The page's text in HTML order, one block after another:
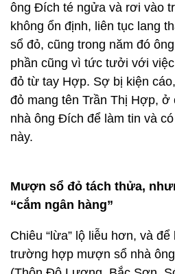
ông Đích té ngửa và rơi vào
không ổn định, liên tục lang
sổ đỏ, cũng trong năm đó
phần cũng vì tức tưởi với
đỏ từ tay Hợp. Sợ bị kiện
đỏ mang tên Trần Thị Hợp, ở
nhà ông Đích để làm tin và
này.
Mượn sổ đỏ tách thửa,
“cắm ngân hàng”
Chiêu “lừa” lộ liễu hơn, và
trường hợp mượn sổ nhà